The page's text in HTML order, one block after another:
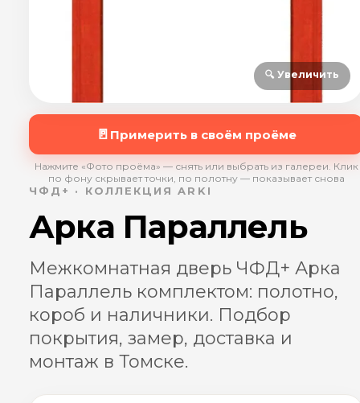
🔍 Увеличить
🚪 Примерить в своём проёме
Нажмите «Фото проёма» — снять или выбрать из галереи. Клик
по фону скрывает точки, по полотну — показывает снова
ЧФД+ · КОЛЛЕКЦИЯ ARKI
Арка Параллель
Межкомнатная дверь ЧФД+ Арка
Параллель комплектом: полотно,
короб и наличники. Подбор
покрытия, замер, доставка и
монтаж в Томске.